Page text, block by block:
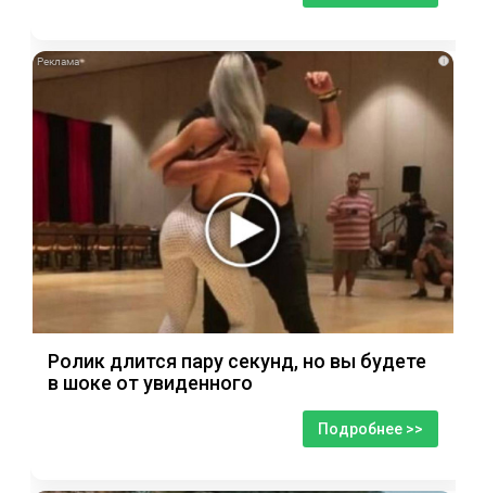
i
Ролик длится пару секунд, но вы будете
в шоке от увиденного
Подробнее >>